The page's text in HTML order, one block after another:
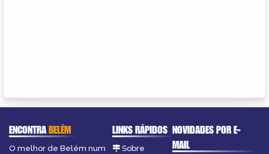
ENCONTRABELÉM
O melhor de Belém num
LINKS RÁPIDOS
Sobre
NOVIDADES POR E-
MAIL